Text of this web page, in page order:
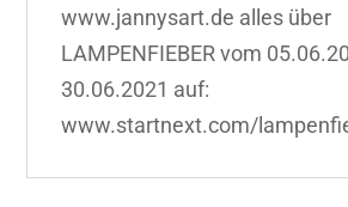
www.jannysart.de alles über
LAMPENFIEBER vom
30.06.2021 auf:
www.startnext.com/